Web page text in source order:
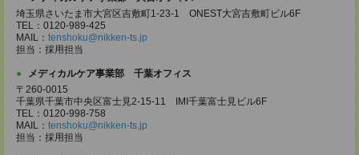
埼玉県さいたま市大宮区吉敷町1-23-1 ONEST大宮吉敷町ビル6F
TEL：0120-989-425
MAIL： tenshoku@nikken-ts.jp
担当：採用担当
メディカルケア事業部 千葉オフィス
〒260-0015
千葉県千葉市中央区富士見2-15-11 IMI千葉富士見ビル6F
TEL：0120-998-758
MAIL： tenshoku@nikken-ts.jp
担当：採用担当